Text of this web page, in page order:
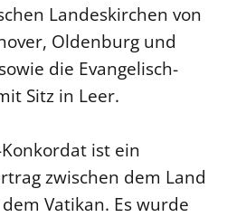
Landeskirchen von
Oldenburg und
die Evangelisch-
Sitz in Leer.
ist ein
zwischen dem Land
Vatikan. Es wurde